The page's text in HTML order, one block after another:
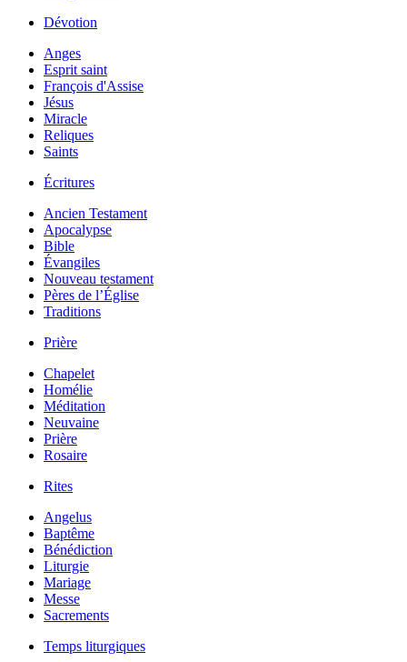
Dévotion
Anges
Esprit saint
François d'Assise
Jésus
Miracle
Reliques
Saints
Écritures
Ancien Testament
Apocalypse
Bible
Évangiles
Nouveau testament
Pères de l’Église
Traditions
Prière
Chapelet
Homélie
Méditation
Neuvaine
Prière
Rosaire
Rites
Angelus
Baptême
Bénédiction
Liturgie
Mariage
Messe
Sacrements
Temps liturgiques